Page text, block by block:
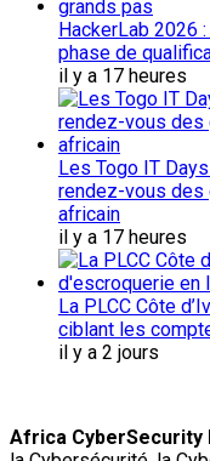
HackerLab 2026
phase de
il y a 17 heures
Les Togo IT
rendez-vous des
africain
il y a 17 heures
La PLCC Côte
ciblant les
il y a 2 jours
Africa CyberSecurity